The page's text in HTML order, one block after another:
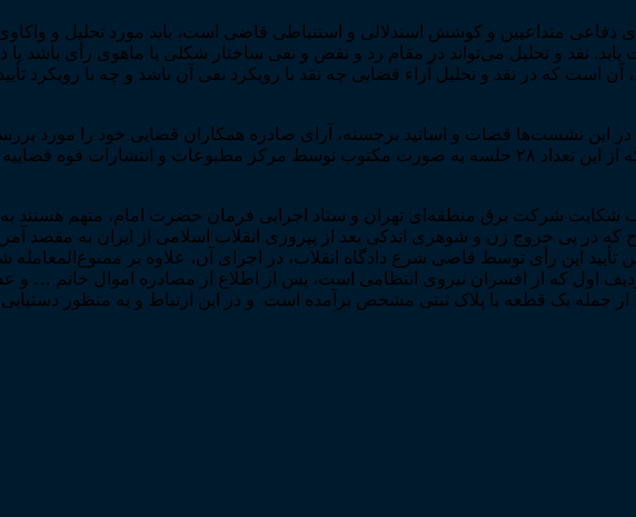
دفاعی متداعیین و کوشش استدلالی و استنباطی قاضی است، باید مورد تحلیل و
نقد و تحلیل می‌تواند در مقام رد و نقض و نفی ساختار شکلی یا ماهوی رأی باشد یا
آن است که در نقد و تحلیل آراء قضایی چه نقد با رویکرد نفی آن باشد و چه با رویکرد
نشست نقد رأی قضایی در پژوهشگاه قوه قضاییه برگزار شده است که از این تعداد ۲۸ جلسه به صورت مکتوب توسط مرکز
شکایت شرکت برق منطقه‌ای تهران و ستاد اجرایی فرمان حضرت امام، متهم هستند
در پی خروج زن و شوهری اندکی بعد از پیروزی انقلاب اسلامی از ایران به مقصد
ضمن تأیید این رأی توسط قاضی شرع دادگاه انقلاب، در اجرای آن، علاوه بر
که از افسران نیروی انتظامی است، پس از اطلاع از مصادره اموال خانم … و
جمله یک قطعه با پلاک ثبتی مشخص برآمده است و در این ارتباط و به منظور